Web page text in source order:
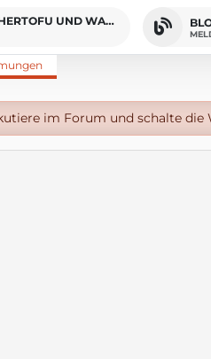
GRÜNER SALAT MIT RÄUCHERTOFU UND WALNÜSSEN VEGAN
im Forum und schalte die